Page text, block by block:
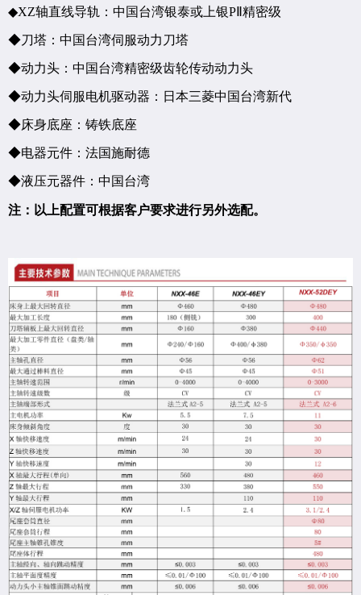
◆XZ轴直线导轨：中国台湾银泰或上银P 精密级
◆刀塔：中国台湾伺服动力刀塔
◆动力头：中国台湾精密级齿轮传动动力头
◆动力头伺服电机驱动器：日本三菱中国台湾新代
◆床身底座：铸铁底座
◆电器元件：法国施耐德
◆液压元器件：中国台湾
注：以上配置可根据客户要求进行另外选配。